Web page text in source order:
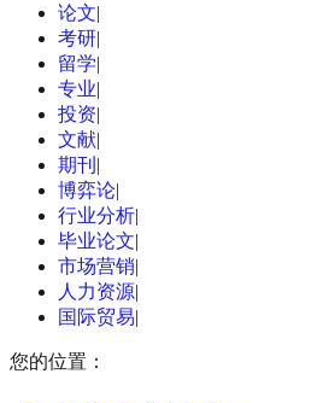
论文|
考研|
留学|
专业|
投资|
文献|
期刊 |
博弈论|
行业分析|
毕业论文|
市场营销|
人力资源|
国际贸易|
您的位置：